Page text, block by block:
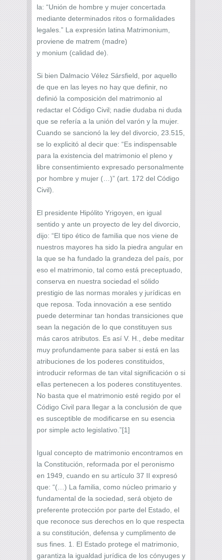
la: “Unión de hombre y mujer concertada
mediante determinados ritos o formalidades
legales.” La expresión latina Matrimonium,
proviene de matrem (madre)
y monium (calidad de).
Si bien Dalmacio Vélez Sársfield, por aquello
de que en las leyes no hay que definir, no
definió la composición del matrimonio al
redactar el Código Civil; nadie dudaba ni duda
que se refería a la unión del varón y la mujer.
Cuando se sancionó la ley del divorcio, 23.515,
se lo explicitó al decir que: “Es indispensable
para la existencia del matrimonio el pleno y
libre consentimiento expresado personalmente
por hombre y mujer (…)” (art. 172 del Código
Civil).
El presidente Hipólito Yrigoyen, en igual
sentido y ante un proyecto de ley del divorcio,
dijo: “El tipo ético de familia que nos viene de
nuestros mayores ha sido la piedra angular en
la que se ha fundado la grandeza del país, por
eso el matrimonio, tal como está preceptuado,
conserva en nuestra sociedad el sólido
prestigio de las normas morales y jurídicas en
que reposa. Toda innovación a ese sentido
puede determinar tan hondas transiciones que
sean la negación de lo que constituyen sus
más caros atributos. Es así V. H., debe meditar
muy profundamente para saber si está en las
atribuciones de los poderes constituidos,
introducir reformas de tan vital significación o si
ellas pertenecen a los poderes constituyentes.
No basta que el matrimonio esté regido por el
Código Civil para llegar a la conclusión de que
es susceptible de modificarse en su esencia
por simple acto legislativo.”[1]
Igual concepto de matrimonio encontramos en
la Constitución, reformada por el peronismo
en 1949, cuando en su artículo 37 II expresó
que: “(…) La familia, como núcleo primario y
fundamental de la sociedad, será objeto de
preferente protección por parte del Estado, el
que reconoce sus derechos en lo que respecta
a su constitución, defensa y cumplimento de
sus fines. 1. El Estado protege el matrimonio,
garantiza la igualdad jurídica de los cónyuges y